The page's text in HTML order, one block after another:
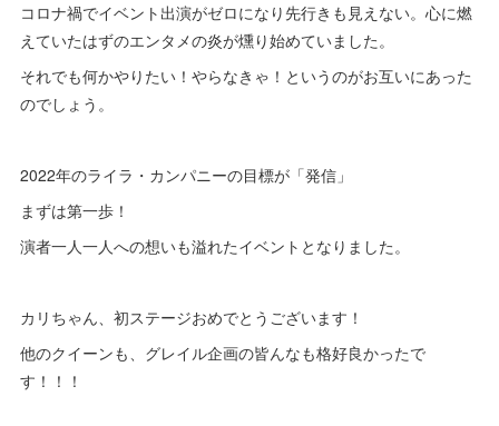
コロナ禍でイベント出演がゼロになり先行きも見えない。心に燃
えていたはずのエンタメの炎が燻り始めていました。
それでも何かやりたい！やらなきゃ！というのがお互いにあった
のでしょう。
2022年のライラ・カンパニーの目標が「発信」
まずは第一歩！
演者一人一人への想いも溢れたイベントとなりました。
カリちゃん、初ステージおめでとうございます！
他のクイーンも、グレイル企画の皆んなも格好良かったで
す！！！